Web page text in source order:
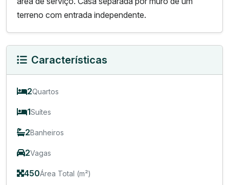
terreno com entrada independente.
Características
2Quartos
1Suítes
2Banheiros
2Vagas
450Área Total (m²)